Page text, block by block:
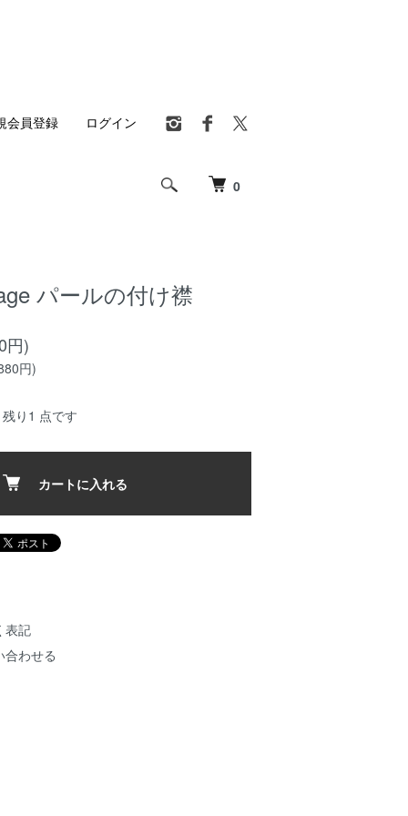
0
会員登録 ログイン
パールの付け襟
円)
円)
り1 点です
カートに入れる
表記
合わせる